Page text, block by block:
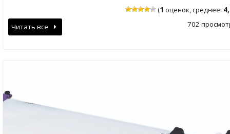
(1 оценок, среднее:
702
Читать все